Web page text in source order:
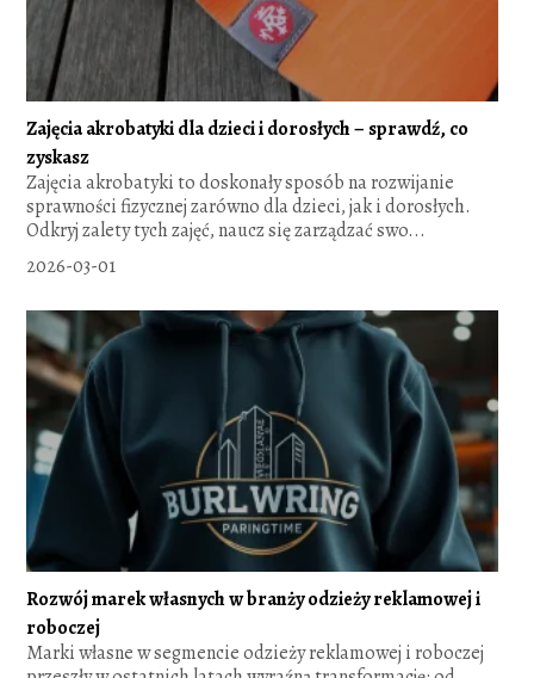
Zajęcia akrobatyki dla dzieci i dorosłych – sprawdź, co
zyskasz
Zajęcia akrobatyki to doskonały sposób na rozwijanie
sprawności fizycznej zarówno dla dzieci, jak i dorosłych.
Odkryj zalety tych zajęć, naucz się zarządzać swo...
2026-03-01
Rozwój marek własnych w branży odzieży reklamowej i
roboczej
Marki własne w segmencie odzieży reklamowej i roboczej